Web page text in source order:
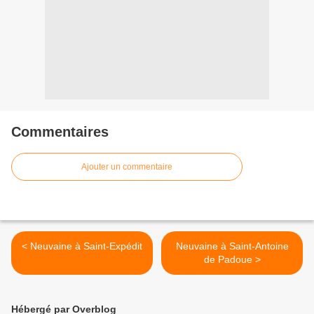
Commentaires
Ajouter un commentaire
< Neuvaine à Saint-Expédit
Neuvaine à Saint-Antoine
de Padoue >
Hébergé par Overblog